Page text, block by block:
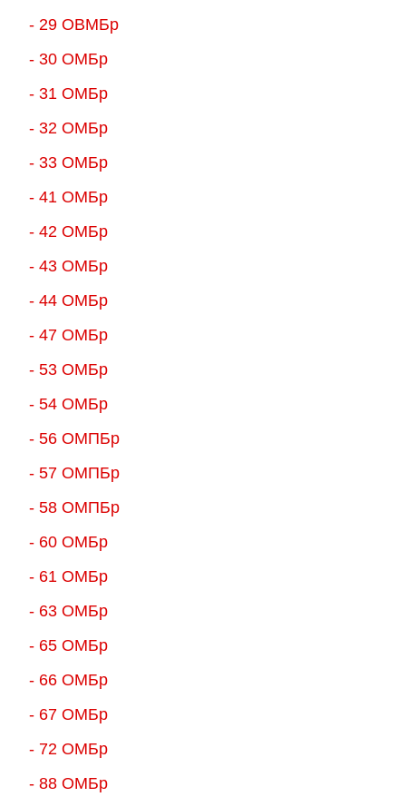
- 29 ОВМБр
- 30 ОМБр
- 31 ОМБр
- 32 ОМБр
- 33 ОМБр
- 41 ОМБр
- 42 ОМБр
- 43 ОМБр
- 44 ОМБр
- 47 ОМБр
- 53 ОМБр
- 54 ОМБр
- 56 ОМПБр
- 57 ОМПБр
- 58 ОМПБр
- 60 ОМБр
- 61 ОМБр
- 63 ОМБр
- 65 ОМБр
- 66 ОМБр
- 67 ОМБр
- 72 ОМБр
- 88 ОМБр